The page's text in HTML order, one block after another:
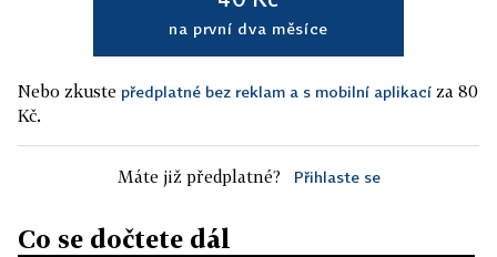
na první dva měsíce
Nebo zkuste předplatné bez reklam a s mobilní aplikací za 80
Kč.
Máte již předplatné? Přihlaste se
Co se dočtete dál